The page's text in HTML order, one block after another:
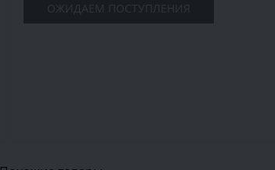
ОЖИДАЕМ ПОСТУПЛЕНИЯ